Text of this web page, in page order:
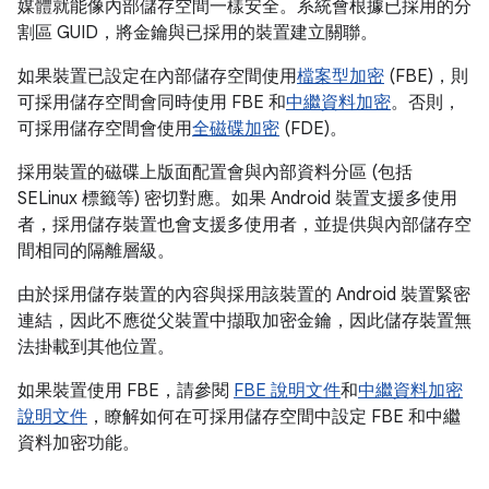
媒體就能像內部儲存空間一樣安全。系統會根據已採用的分
割區 GUID，將金鑰與已採用的裝置建立關聯。
如果裝置已設定在內部儲存空間使用檔案型加密 (FBE)，則
可採用儲存空間會同時使用 FBE 和中繼資料加密。否則，
可採用儲存空間會使用全磁碟加密 (FDE)。
採用裝置的磁碟上版面配置會與內部資料分區 (包括
SELinux 標籤等) 密切對應。如果 Android 裝置支援多使用
者，採用儲存裝置也會支援多使用者，並提供與內部儲存空
間相同的隔離層級。
由於採用儲存裝置的內容與採用該裝置的 Android 裝置緊密
連結，因此不應從父裝置中擷取加密金鑰，因此儲存裝置無
法掛載到其他位置。
如果裝置使用 FBE，請參閱 FBE 說明文件和中繼資料加密
說明文件 ，瞭解如何在可採用儲存空間中設定 FBE 和中繼
資料加密功能。